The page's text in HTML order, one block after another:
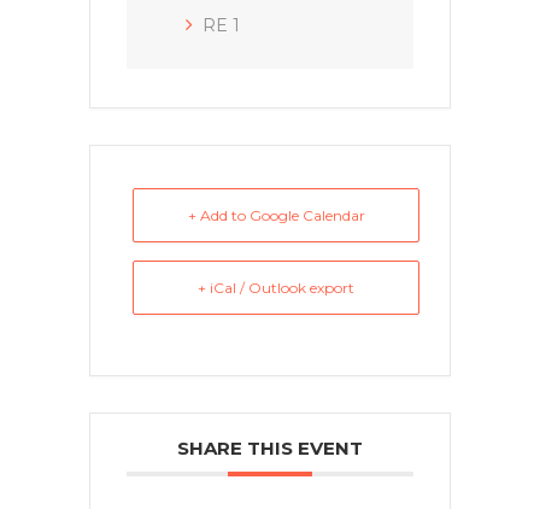
RE 1
+ Add to Google Calendar
+ iCal / Outlook export
SHARE THIS EVENT